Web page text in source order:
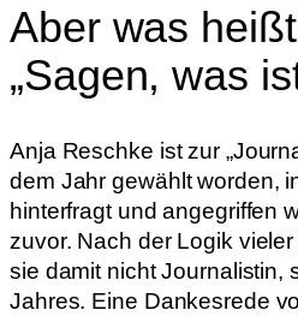
Aber was
„Sagen, was
Anja Reschke ist zur
dem Jahr gewählt worden,
hinterfragt und angegriffen
zuvor. Nach der Logik
sie damit nicht Journalistin,
Jahres. Eine Dankesrede